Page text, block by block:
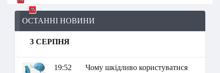
ОСТАННІ НОВИНИ
3 СЕРПНЯ
19:52
Чому шкідливо користуватися